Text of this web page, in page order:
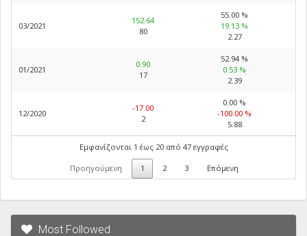
03/2021
152.64
80
55.00 %
19.13 %
2.27
01/2021
0.90
17
52.94 %
0.53 %
2.39
12/2020
-17.00
2
0.00 %
-100.00 %
5.88
Εμφανίζονται 1 έως 20 από 47 εγγραφές
Προηγούμενη 1 2 3 Επόμενη
Most Followed